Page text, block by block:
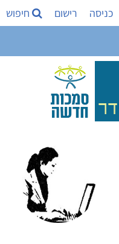
כניסה רישום חיפוש